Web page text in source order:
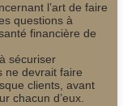
l’art de faire
questions à
financière de
sécuriser
ne devrait faire
clients, avant
chacun d’eux.